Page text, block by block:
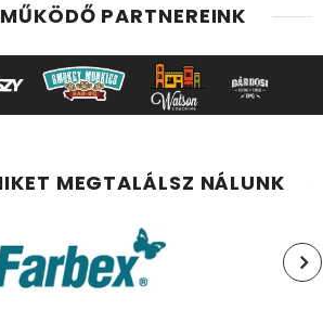
PARTNEREINK
MEGTALÁLSZ NÁLUNK